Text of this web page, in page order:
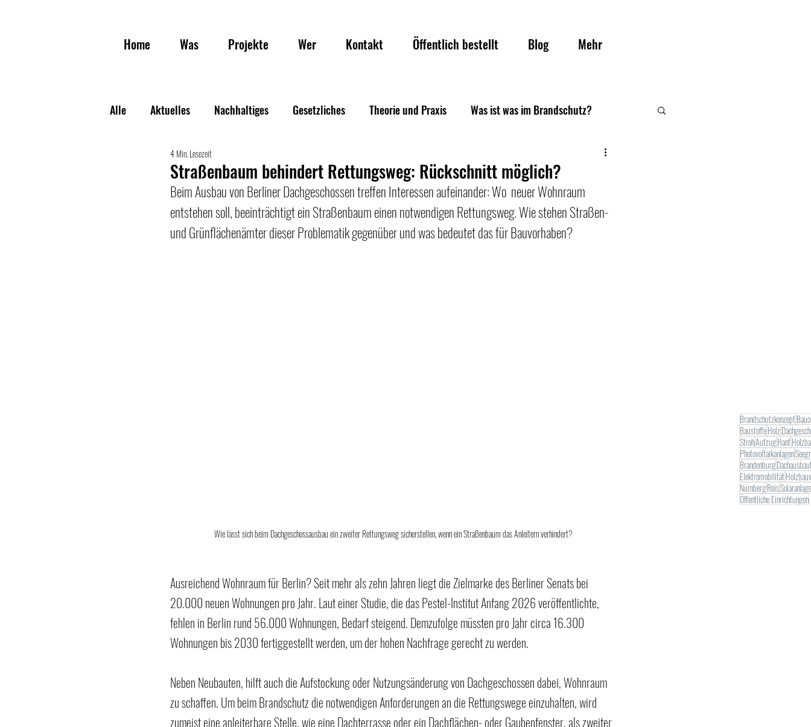
Home Was Projekte Wer Kontakt Öffentlich bestellt Blog Mehr
Alle Aktuelles Nachhaltiges Gesetzliches Theorie und Praxis Was ist was im Brandschutz?
Veranstaltungen
Straßenbaum behindert Rettungsweg: Rückschnitt möglich?
4 Min. Lesezeit
Beim Ausbau von Berliner Dachgeschossen treffen Interessen aufeinander: Wo  neuer Wohnraum
entstehen soll, beeinträchtigt ein Straßenbaum einen notwendigen Rettungsweg. Wie stehen Straßen-
und Grünflächenämter dieser Problematik gegenüber und was bedeutet das für Bauvorhaben?
Wie lässt sich beim Dachgeschossausbau ein zweiter Rettungsweg sicherstellen, wenn ein Straßenbaum das Anleitern verhindert?
Ausreichend Wohnraum für Berlin? Seit mehr als zehn Jahren liegt die Zielmarke des Berliner Senats bei
20.000 neuen Wohnungen pro Jahr. Laut einer Studie, die das Pestel-Institut Anfang 2026 veröffentlichte,
fehlen in Berlin rund 56.000 Wohnungen, Bedarf steigend. Demzufolge müssten pro Jahr circa 16.300
Wohnungen bis 2030 fertiggestellt werden, um der hohen Nachfrage gerecht zu werden.
Neben Neubauten, hilft auch die Aufstockung oder Nutzungsänderung von Dachgeschossen dabei, Wohnraum
zu schaffen. Um beim Brandschutz die notwendigen Anforderungen an die Rettungswege einzuhalten, wird
zumeist eine anleiterbare Stelle, wie eine Dachterrasse oder ein Dachflächen- oder Gaubenfenster, als zweiter
Brandschutzkonzept
BaustoffeHolz
StrohAufzugHanf
Photovoltaikanlagen
Brandenburg
Elektromobilität
NürnbergReis
Öffentliche Einrichtungen